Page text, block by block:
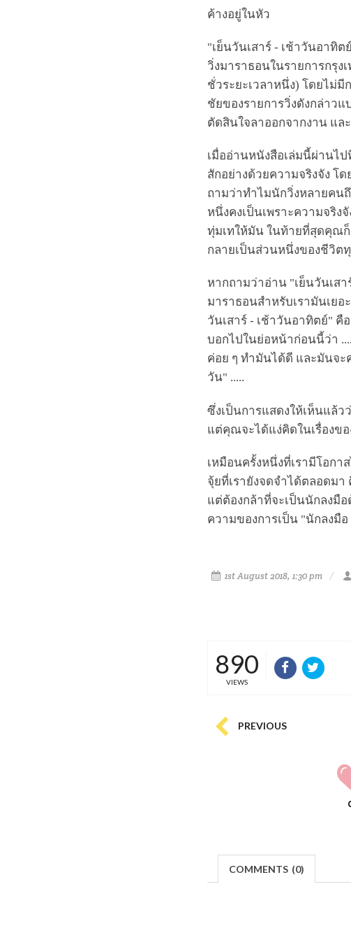
ค้างอยู่ในหัว
"เย็นวันเสาร์ - เช้าวันอาทิ
วิ่งมาราธอนในรายการกรุ
ชั่วระยะเวลาหนึ่ง) โดยไม่
ชัยของรายการวิ่งดังกล่าวแ
ตัดสินใจลาออกจากงาน แล
เมื่ออ่านหนังสือเล่มนี้ผ่านไ
สักอย่างด้วยความจริงจัง โ
ถามว่าทำไมนักวิ่งหลายคน
หนึ่งคงเป็นเพราะความจริง
ทุ่มเทให้มัน ในท้ายที่สุดคุณ
กลายเป็นส่วนหนึ่งของชีวิต
หากถามว่าอ่าน "เย็นวันเส
มาราธอนสำหรับเรามันเย
วันเสาร์ - เช้าวันอาทิตย์" คื
บอกไปในย่อหน้าก่อนนี้ว่า
ค่อย ๆ ทำมันได้ดี และมันจ
วัน" .....
ซึ่งเป็นการแสดงให้เห็นแล้ว
แต่คุณจะได้แง่คิดในเรื่องข
เหมือนครั้งหนึ่งที่เรามีโอกา
จุ้ยที่เรายังจดจำได้ตลอดมา
แต่ต้องกล้าที่จะเป็นนักลงมื
ความของการเป็น "นักลงมือ
1st August 2018, 1:30 pm
890
VIEWS
PREVIOUS
COMMENTS (0)